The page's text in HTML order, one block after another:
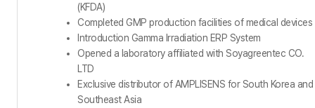
(KFDA)
Completed GMP production facilities of medical devices
Introduction Gamma Irradiation ERP System
Opened a laboratory affiliated with Soyagreentec CO.
LTD
Exclusive distributor of AMPLISENS for South Korea and
Southeast Asia